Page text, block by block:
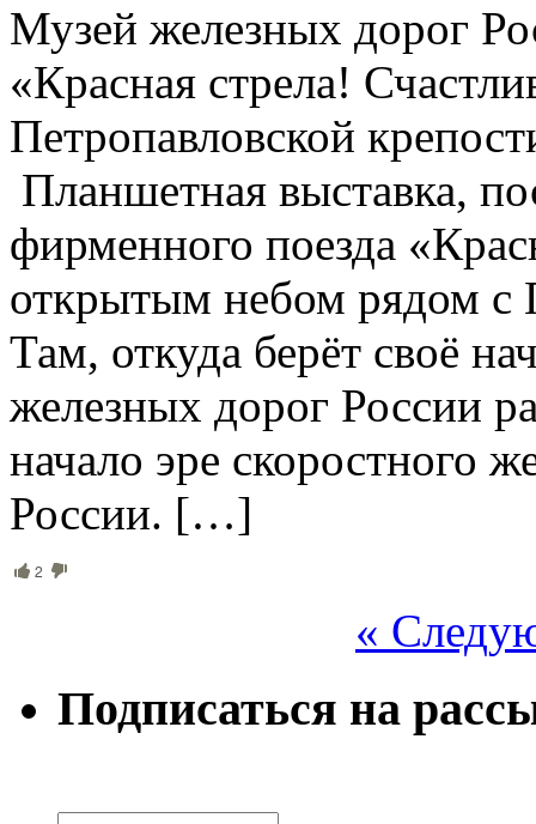
Музей железных дорог
«Красная стрела!
Петропавловской
Планшетная выставка,
фирменного поезда
открытым небом рядом с
Там, откуда берёт своё
железных дорог России
начало эре скоростного
России. […]
2
«
Подписаться на